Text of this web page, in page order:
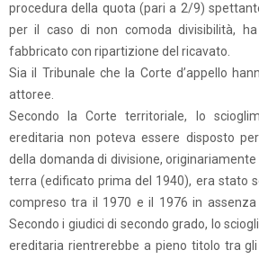
procedura della quota (pari a 2/9)
per il caso di non comoda divisibilità,
fabbricato con ripartizione del ricavato.
Sia il Tribunale che la Corte d’appello
attoree.
Secondo la Corte territoriale, lo
ereditaria non poteva essere disposto
della domanda di divisione,
terra (edificato prima del 1940), era stato
compreso tra il 1970 e il 1976 in assenza
Secondo i giudici di secondo grado, lo
ereditaria rientrerebbe a pieno titolo tra